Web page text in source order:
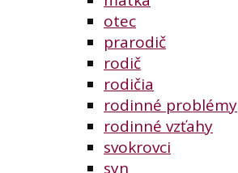
otec
prarodič
rodič
rodičia
rodinné problémy
rodinné vzťahy
svokrovci
syn